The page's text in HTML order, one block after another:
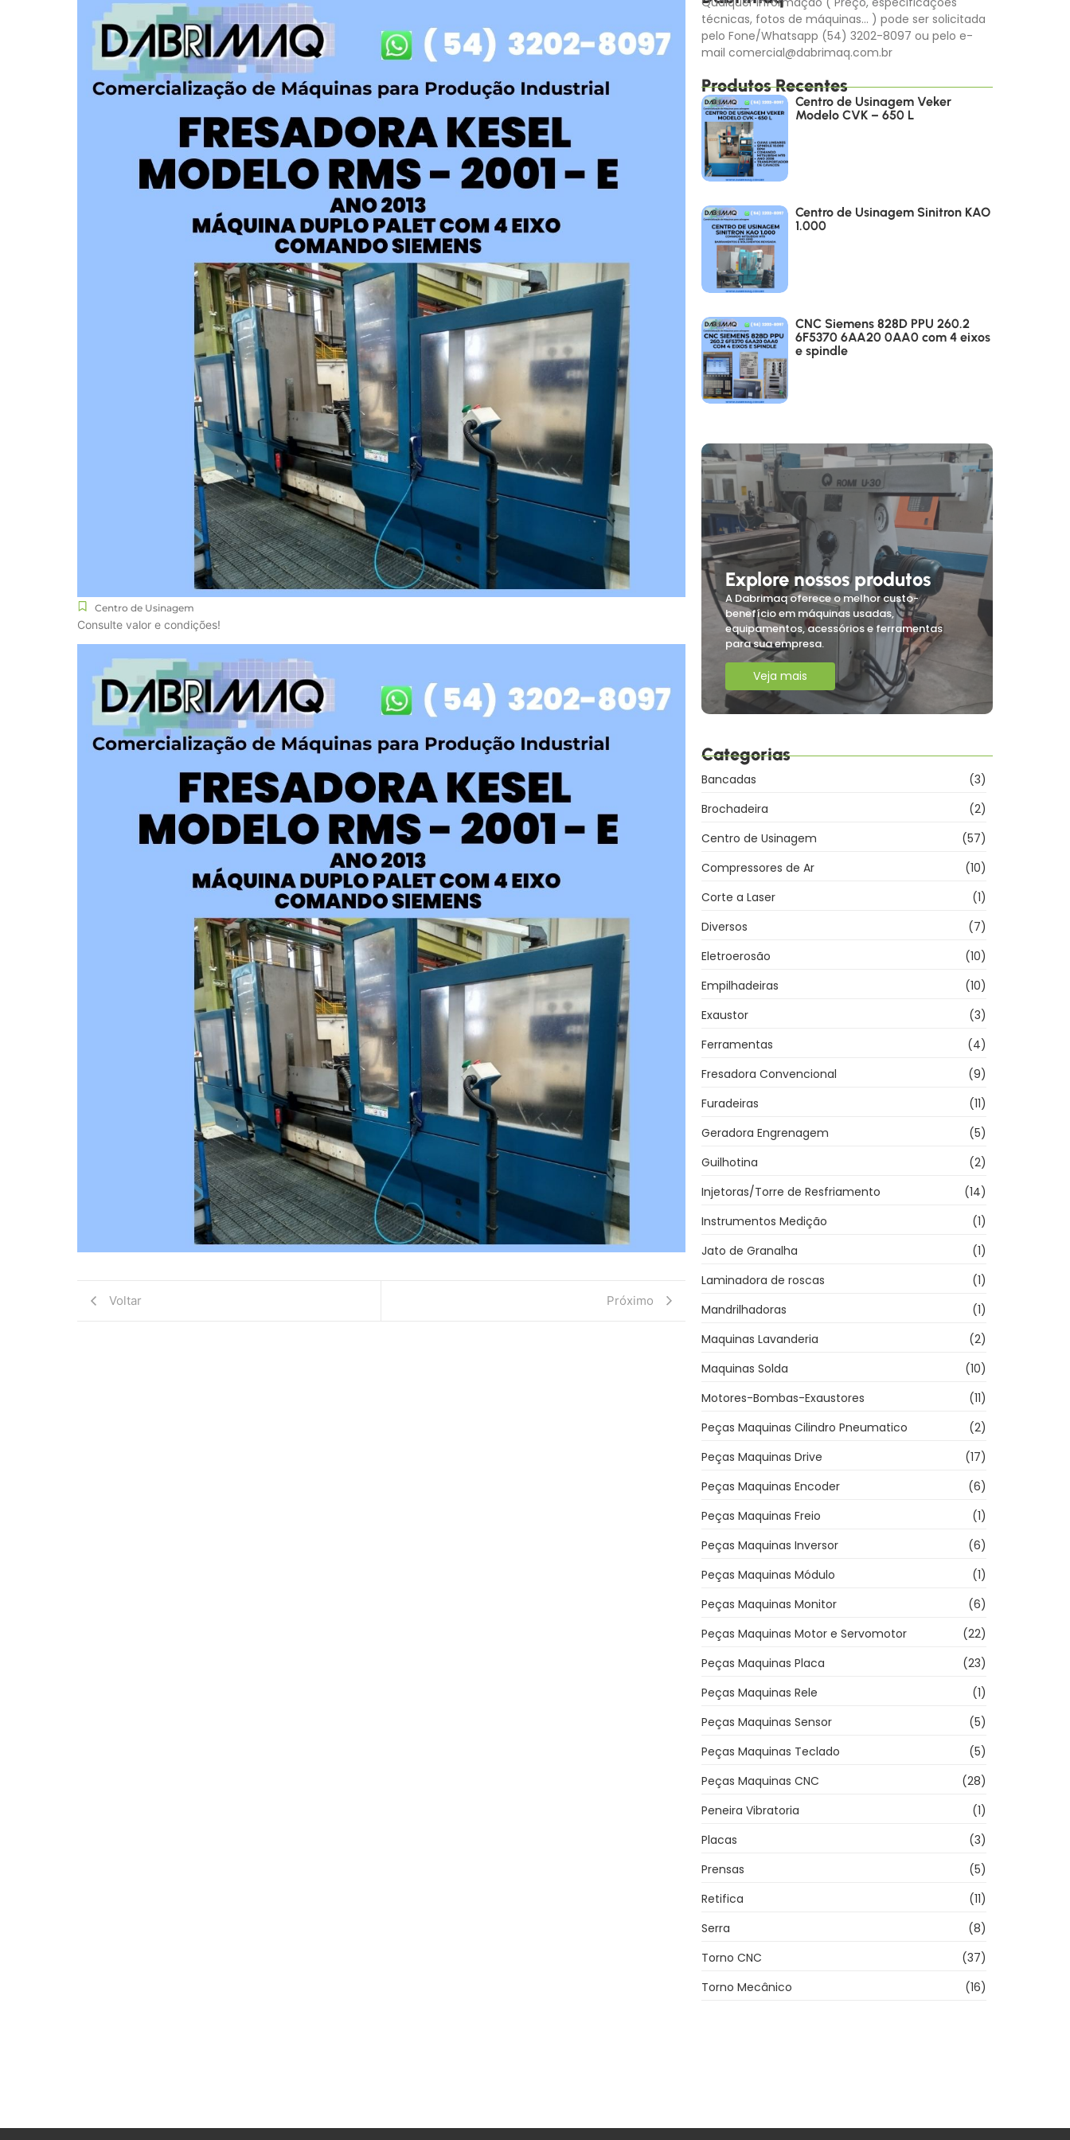
Centro de Usinagem
Consulte valor e condições!
Voltar Próximo
técnicas, fotos de máquinas… ) pode ser solicitada
pelo Fone/Whatsapp (54) 3202-8097 ou pelo e-
mail comercial@dabrimaq.com.br
Produtos Recentes
Centro de Usinagem Veker
Modelo CVK – 650 L
Centro de Usinagem Sinitron KAO
1.000
CNC Siemens 828D PPU 260.2
6F5370 6AA20 0AA0 com 4 eixos
e spindle
Explore nossos produtos
A Dabrimaq oferece o melhor custo-
benefício em máquinas usadas,
equipamentos, acessórios e ferramentas
para sua empresa.
Veja mais
Categorias
Bancadas
(3)
Brochadeira
(2)
Centro de Usinagem
(57)
Compressores de Ar
(10)
Corte a Laser
(1)
Diversos
(7)
Eletroerosão
(10)
Empilhadeiras
(10)
Exaustor
(3)
Ferramentas
(4)
Fresadora Convencional
(9)
Furadeiras
(11)
Geradora Engrenagem
(5)
Guilhotina
(2)
Injetoras/Torre de Resfriamento
(14)
Instrumentos Medição
(1)
Jato de Granalha
(1)
Laminadora de roscas
(1)
Mandrilhadoras
(1)
Maquinas Lavanderia
(2)
Maquinas Solda
(10)
Motores-Bombas-Exaustores
(11)
Peças Maquinas Cilindro Pneumatico
(2)
Peças Maquinas Drive
(17)
Peças Maquinas Encoder
(6)
Peças Maquinas Freio
(1)
Peças Maquinas Inversor
(6)
Peças Maquinas Módulo
(1)
Peças Maquinas Monitor
(6)
Peças Maquinas Motor e Servomotor
(22)
Peças Maquinas Placa
(23)
Peças Maquinas Rele
(1)
Peças Maquinas Sensor
(5)
Peças Maquinas Teclado
(5)
Peças Maquinas CNC
(28)
Peneira Vibratoria
(1)
Placas
(3)
Prensas
(5)
Retifica
(11)
Serra
(8)
Torno CNC
(37)
Torno Mecânico
(16)